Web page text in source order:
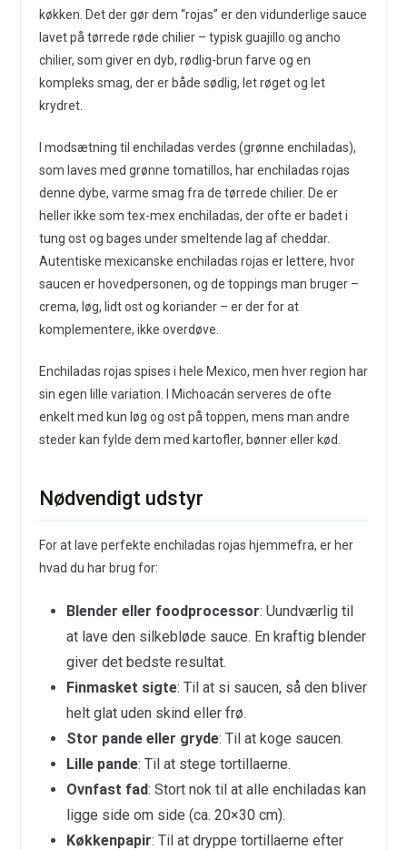
køkken. Det der gør dem “rojas” er den vidunderlige sauce
lavet på tørrede røde chilier – typisk guajillo og ancho
chilier, som giver en dyb, rødlig-brun farve og en
kompleks smag, der er både sødlig, let røget og let
krydret.
I modsætning til enchiladas verdes (grønne enchiladas),
som laves med grønne tomatillos, har enchiladas rojas
denne dybe, varme smag fra de tørrede chilier. De er
heller ikke som tex-mex enchiladas, der ofte er badet i
tung ost og bages under smeltende lag af cheddar.
Autentiske mexicanske enchiladas rojas er lettere, hvor
saucen er hovedpersonen, og de toppings man bruger –
crema, løg, lidt ost og koriander – er der for at
komplementere, ikke overdøve.
Enchiladas rojas spises i hele Mexico, men hver region har
sin egen lille variation. I Michoacán serveres de ofte
enkelt med kun løg og ost på toppen, mens man andre
steder kan fylde dem med kartofler, bønner eller kød.
Nødvendigt udstyr
For at lave perfekte enchiladas rojas hjemmefra, er her
hvad du har brug for:
Blender eller foodprocessor: Uundværlig til
at lave den silkebløde sauce. En kraftig blender
giver det bedste resultat.
Finmasket sigte: Til at si saucen, så den bliver
helt glat uden skind eller frø.
Stor pande eller gryde: Til at koge saucen.
Lille pande: Til at stege tortillaerne.
Ovnfast fad: Stort nok til at alle enchiladas kan
ligge side om side (ca. 20×30 cm).
Køkkenpapir: Til at dryppe tortillaerne efter